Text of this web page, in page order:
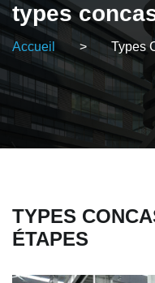
types
Accueil > Types
TYPES
ÉTAPES